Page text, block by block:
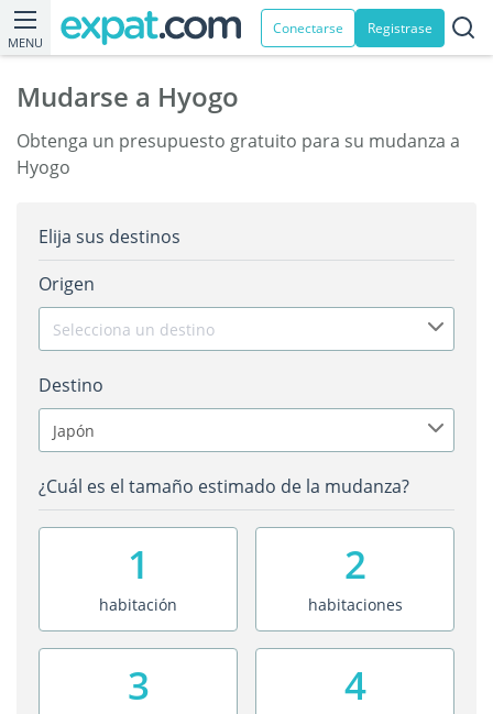
MENU
Conectarse Registrase
Mudarse a Hyogo
Obtenga un presupuesto gratuito para su mudanza a
Hyogo
Elija sus destinos
Origen
Selecciona un destino
Destino
Japón
¿Cuál es el tamaño estimado de la mudanza?
1
habitación
2
habitaciones
3 4